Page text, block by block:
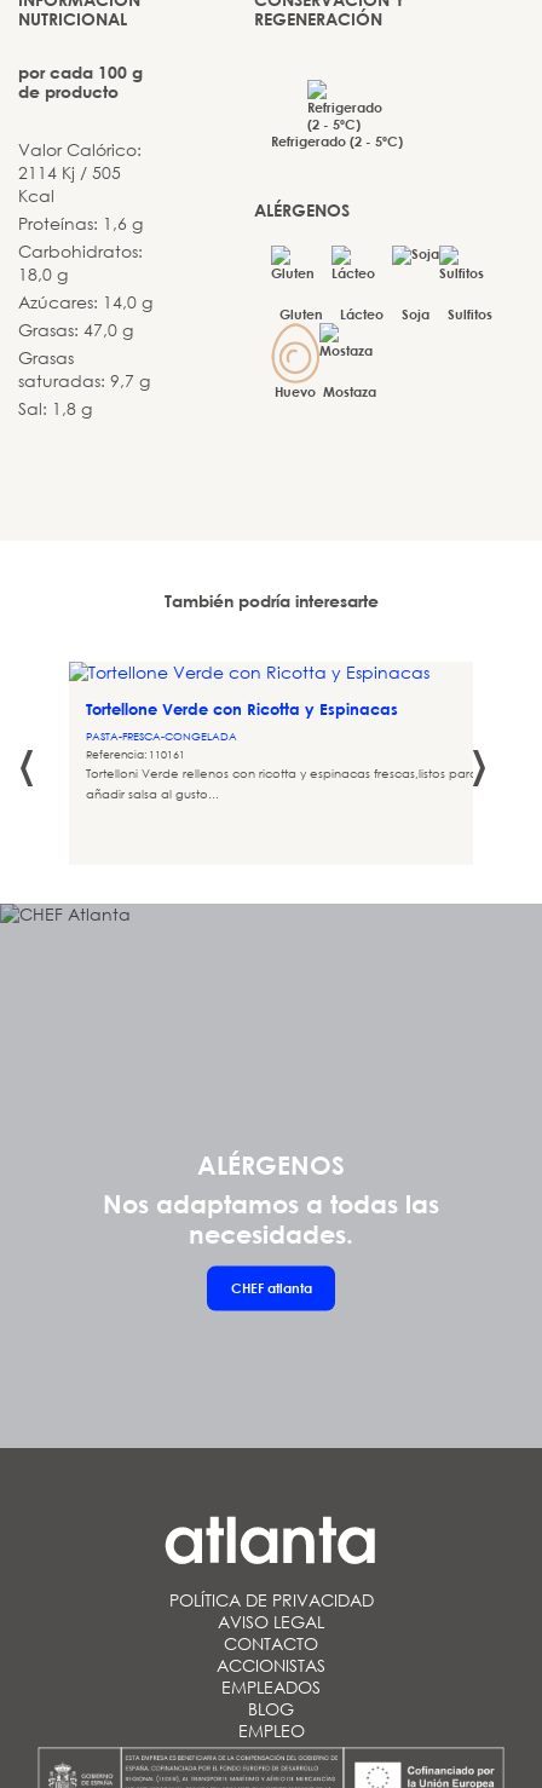
NUTRICIONAL
por cada 100 g
de producto
Valor Calórico:
2114 Kj / 505
Kcal
Proteínas: 1,6 g
Carbohidratos:
18,0 g
Azúcares: 14,0 g
Grasas: 47,0 g
Grasas
saturadas: 9,7 g
Sal: 1,8 g
REGENERACIÓN
Refrigerado (2 - 5ºC)
ALÉRGENOS
Gluten Lácteo Soja Sulfitos
Huevo Mostaza
También podría interesarte
Tortellone Verde con Ricotta y Espinacas
PASTA-FRESCA-CONGELADA
Referencia: 110161
Tortelloni Verde rellenos con ricotta y espinacas frescas,listos para cocinar y
añadir salsa al gusto...
‹ ›
ALÉRGENOS
Nos adaptamos a todas las
necesidades.
CHEF atlanta
POLÍTICA DE PRIVACIDAD
AVISO LEGAL
CONTACTO
ACCIONISTAS
EMPLEADOS
BLOG
EMPLEO